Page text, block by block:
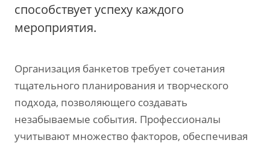
способствует успеху каждого
мероприятия.
Организация банкетов требует сочетания
тщательного планирования и творческого
подхода, позволяющего создавать
незабываемые события. Профессионалы
учитывают множество факторов, обеспечивая